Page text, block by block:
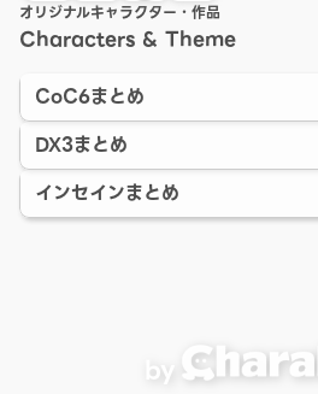
オリジナルキャラクター・作品
Characters & Theme
CoC6まとめ
DX3まとめ
インセインまとめ
by